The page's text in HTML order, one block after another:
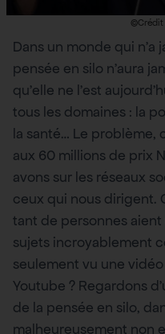
©Crédit
Dans un monde qui n’a
pensée en silo n’aura
qu’elle ne l’est
tous les domaines : la
la santé… Le problème,
aux 60 millions de prix
avons sur les réseaux
ceux qui nous dirigent.
tant de personnes
sujets incroyablement
seulement vu une
Youtube ? Regardons
de la pensée en silo,
malheureusement non